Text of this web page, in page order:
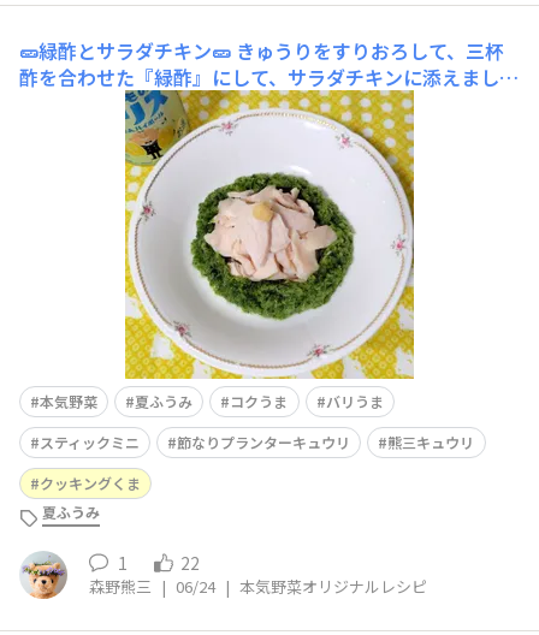
🥒緑酢とサラダチキン🥒 きゅうりをすりおろして、三杯
酢を合わせた『緑酢』にして、サラダチキンに添えまし
た。緑酢とサラダチキン、おろししょうがを好きな分合わ
せながら口に運ぶ。飲む！食べる！飲む！食べる！ʕ⁠
⁠ꈍ⁠ᴥ⁠ꈍ⁠ʔ🥛ﾄﾏﾗﾅｲ♡たくさん採れました。しばらく『緑酢』を
楽しみたいです。☘️コメントは おやすみ中、そっと
本気野菜 夏ふうみ コクうま
バリうま
スティックミニ
節なりプランターキュウリ
熊三キュウリ
クッキングくま
夏ふうみ
1 22
森野熊三 | 06/24 | 本気野菜オリジナルレシピ